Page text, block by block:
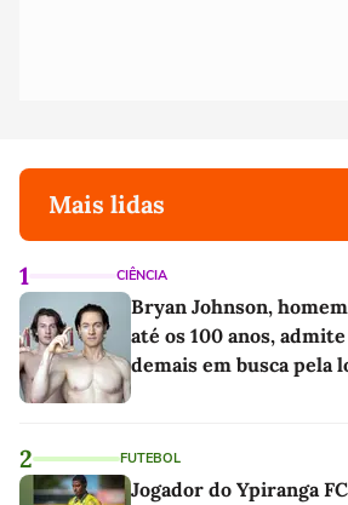
Mais lidas
1 CIÊNCIA
Bryan Johnson,
até os 100 anos,
demais em busca pela
2 FUTEBOL
Jogador do Ypiranga